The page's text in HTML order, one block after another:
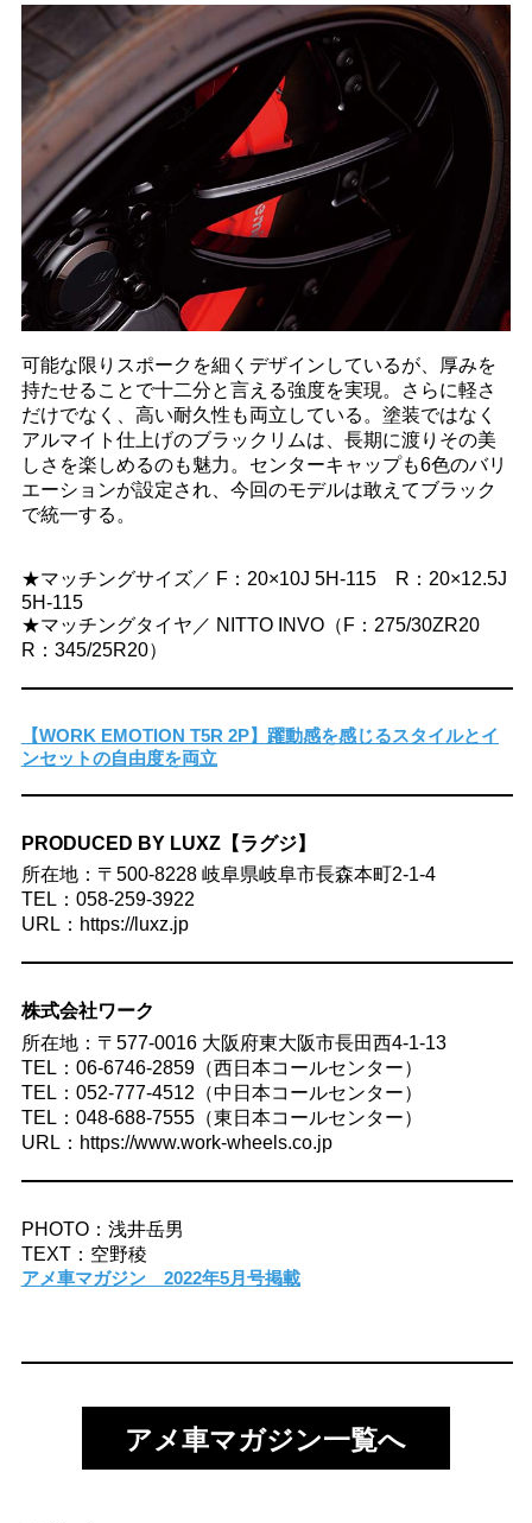
可能な限りスポークを細くデザインしているが、厚みを
持たせることで十二分と言える強度を実現。さらに軽さ
だけでなく、高い耐久性も両立している。塗装ではなく
アルマイト仕上げのブラックリムは、長期に渡りその美
しさを楽しめるのも魅力。センターキャップも6色のバリ
エーションが設定され、今回のモデルは敢えてブラック
で統一する。
★マッチングサイズ／ F：20×10J 5H-115 R：20×12.5J
5H-115
★マッチングタイヤ／ NITTO INVO（F：275/30ZR20
R：345/25R20）
【WORK EMOTION T5R 2P】躍動感を感じるスタイルとイ
ンセットの自由度を両立
PRODUCED BY LUXZ【ラグジ】
所在地：〒500-8228 岐阜県岐阜市長森本町2-1-4
TEL：058-259-3922
URL：https://luxz.jp
株式会社ワーク
所在地：〒577-0016 大阪府東大阪市長田西4-1-13
TEL：06-6746-2859（西日本コールセンター）
TEL：052-777-4512（中日本コールセンター）
TEL：048-688-7555（東日本コールセンター）
URL：https://www.work-wheels.co.jp
PHOTO：浅井岳男
TEXT：空野稜
アメ車マガジン 2022年5月号掲載
アメ車マガジン一覧へ